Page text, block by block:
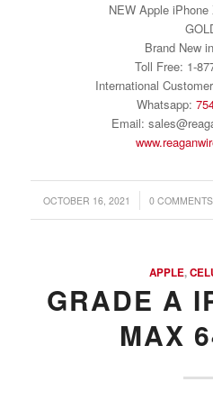
NEW Apple
Brand New
Toll Free: 1-
International
Whatsapp:
Email:
OCTOBER 16, 2021
/ 0 COMMENTS
/
APPLE,
GRADE A
MAX